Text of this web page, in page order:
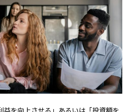
益を向上させる」あるいは「投資額を